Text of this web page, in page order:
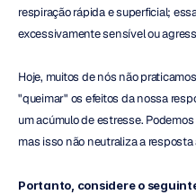
respiração rápida e superficial;
excessivamente sensível ou
Hoje, muitos de nós não
"queimar" os efeitos da nossa
um acúmulo de estresse.
mas isso não neutraliza a resposta
Portanto, considere o